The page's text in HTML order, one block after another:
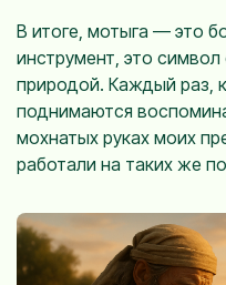
В итоге, мотыга — это
инструмент, это символ
природой. Каждый раз,
поднимаются
мохнатых руках моих
работали на таких же